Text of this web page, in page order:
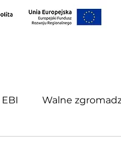
Walne